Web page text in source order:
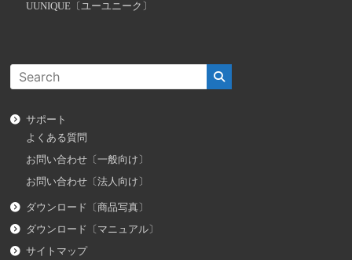
UUNIQUE〔ユーユニーク〕
サポート
よくある質問
お問い合わせ〔一般向け〕
お問い合わせ〔法人向け〕
ダウンロード〔商品写真〕
ダウンロード〔マニュアル〕
サイトマップ